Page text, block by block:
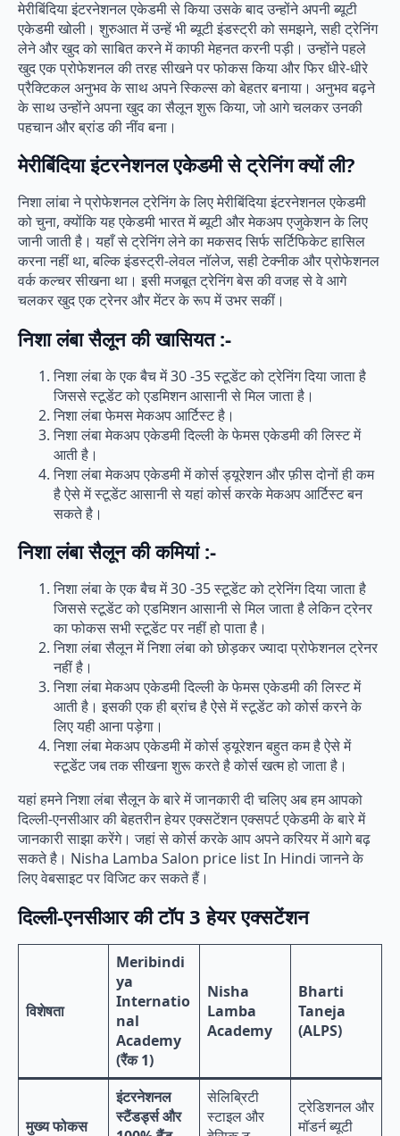
मेरीबिंदिया इंटरनेशनल एकेडमी से किया उसके बाद उन्होंने अपनी ब्यूटी
एकेडमी खोली। शुरुआत में उन्हें भी ब्यूटी इंडस्ट्री को समझने, सही ट्रेनिंग
लेने और खुद को साबित करने में काफी मेहनत करनी पड़ी। उन्होंने पहले
खुद एक प्रोफेशनल की तरह सीखने पर फोकस किया और फिर धीरे-धीरे
प्रैक्टिकल अनुभव के साथ अपने स्किल्स को बेहतर बनाया। अनुभव बढ़ने
के साथ उन्होंने अपना खुद का सैलून शुरू किया, जो आगे चलकर उनकी
पहचान और ब्रांड की नींव बना।
मेरीबिंदिया इंटरनेशनल एकेडमी से ट्रेनिंग क्यों ली?
निशा लांबा ने प्रोफेशनल ट्रेनिंग के लिए मेरीबिंदिया इंटरनेशनल एकेडमी
को चुना, क्योंकि यह एकेडमी भारत में ब्यूटी और मेकअप एजुकेशन के लिए
जानी जाती है। यहाँ से ट्रेनिंग लेने का मकसद सिर्फ सर्टिफिकेट हासिल
करना नहीं था, बल्कि इंडस्ट्री-लेवल नॉलेज, सही टेक्नीक और प्रोफेशनल
वर्क कल्चर सीखना था। इसी मजबूत ट्रेनिंग बेस की वजह से वे आगे
चलकर खुद एक ट्रेनर और मेंटर के रूप में उभर सकीं।
निशा लंबा सैलून की खासियत :-
निशा लंबा के एक बैच में 30 -35 स्टूडेंट को ट्रेनिंग दिया जाता है
जिससे स्टूडेंट को एडमिशन आसानी से मिल जाता है।
निशा लंबा फेमस मेकअप आर्टिस्ट है।
निशा लंबा मेकअप एकेडमी दिल्ली के फेमस एकेडमी की लिस्ट में
आती है।
निशा लंबा मेकअप एकेडमी में कोर्स ड्यूरेशन और फ़ीस दोनों ही कम
है ऐसे में स्टूडेंट आसानी से यहां कोर्स करके मेकअप आर्टिस्ट बन
सकते है।
निशा लंबा सैलून की कमियां :-
निशा लंबा के एक बैच में 30 -35 स्टूडेंट को ट्रेनिंग दिया जाता है
जिससे स्टूडेंट को एडमिशन आसानी से मिल जाता है लेकिन ट्रेनर
का फोकस सभी स्टूडेंट पर नहीं हो पाता है।
निशा लंबा सैलून में निशा लंबा को छोड़कर ज्यादा प्रोफेशनल ट्रेनर
नहीं है।
निशा लंबा मेकअप एकेडमी दिल्ली के फेमस एकेडमी की लिस्ट में
आती है। इसकी एक ही ब्रांच है ऐसे में स्टूडेंट को कोर्स करने के
लिए यही आना पड़ेगा।
निशा लंबा मेकअप एकेडमी में कोर्स ड्यूरेशन बहुत कम है ऐसे में
स्टूडेंट जब तक सीखना शुरू करते है कोर्स खत्म हो जाता है।
यहां हमने निशा लंबा सैलून के बारे में जानकारी दी चलिए अब हम आपको
दिल्ली-एनसीआर की बेहतरीन हेयर एक्सटेंशन एक्सपर्ट एकेडमी के बारे में
जानकारी साझा करेंगे। जहां से कोर्स करके आप अपने करियर में आगे बढ़
सकते है। Nisha Lamba Salon price list In Hindi जानने के
लिए वेबसाइट पर विजिट कर सकते हैं।
दिल्ली-एनसीआर की टॉप 3 हेयर एक्सटेंशन
विशेषता
Meribindi
ya
Internatio
nal
Academy
(रैंक 1)
Nisha
Lamba
Academy
Bharti
Taneja
(ALPS)
मुख्य फोकस
इंटरनेशनल
स्टैंडर्ड्स और
सेलिब्रिटी
स्टाइल और
ट्रेडिशनल और
मॉडर्न ब्यूटी